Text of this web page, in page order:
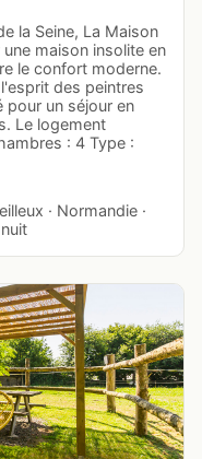
la Seine, La Maison
maison insolite en
le confort moderne.
des peintres
pour un séjour en
Le logement
: 4 Type :
· Normandie ·